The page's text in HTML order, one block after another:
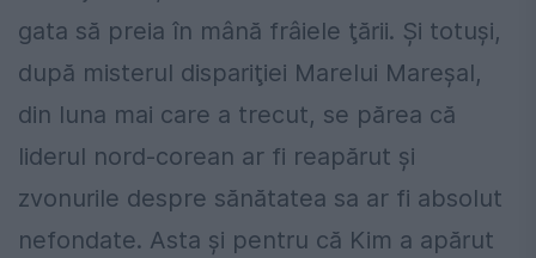
gata să preia în mână frâiele ţării. Şi totuşi,
după misterul dispariţiei Marelui Mareşal,
din luna mai care a trecut, se părea că
liderul nord-corean ar fi reapărut şi
zvonurile despre sănătatea sa ar fi absolut
nefondate. Asta şi pentru că Kim a apărut